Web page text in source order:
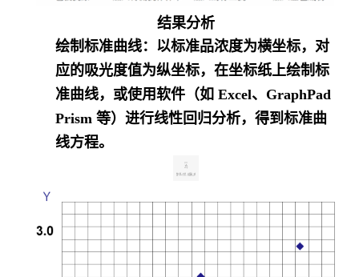
结果分析
绘制标准曲线：以标准品浓度为横坐标，对
应的吸光度值为纵坐标，在坐标纸上绘制标
准曲线，或使用软件（如 Excel、GraphPad
Prism 等）进行线性回归分析，得到标准曲
线方程。